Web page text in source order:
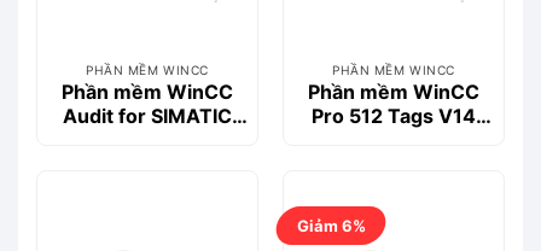
PHẦN MỀM WINCC
Phần mềm WinCC
Audit for SIMATIC
PHẦN MỀM WINCC
Phần mềm WinCC
Pro 512 Tags V14
Giảm 6%